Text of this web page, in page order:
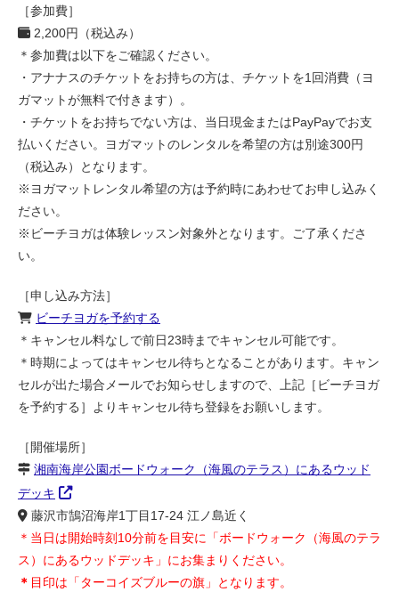
［参加費］
2,200円（税込み）
＊参加費は以下をご確認ください。
・アナナスのチケットをお持ちの方は、チケットを1回消費（ヨ
ガマットが無料で付きます）。
・チケットをお持ちでない方は、当日現金またはPayPayでお支
払いください。ヨガマットのレンタルを希望の方は別途300円
（税込み）となります。
※ヨガマットレンタル希望の方は予約時にあわせてお申し込みく
ださい。
※ビーチヨガは体験レッスン対象外となります。ご了承くださ
い。
［申し込み方法］
ビーチヨガを予約する
＊キャンセル料なしで前日23時までキャンセル可能です。
＊時期によってはキャンセル待ちとなることがあります。キャン
セルが出た場合メールでお知らせしますので、上記［ビーチヨガ
を予約する］よりキャンセル待ち登録をお願いします。
［開催場所］
湘南海岸公園ボードウォーク（海風のテラス）にあるウッド
デッキ
藤沢市鵠沼海岸1丁目17-24 江ノ島近く
＊当日は開始時刻10分前を目安に「ボードウォーク（海風のテラ
ス）にあるウッドデッキ」にお集まりください。
＊ 目印は「ターコイズブルーの旗」となります。